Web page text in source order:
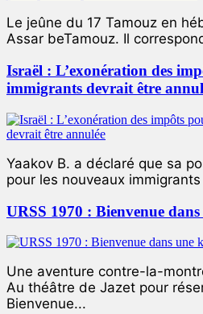
Le jeûne du 17 Tamouz en
Assar beTamouz. Il
Israël : L’exonération des
immigrants devrait être
Yaakov B. a déclaré que sa
pour les nouveaux
URSS 1970 : Bienvenue
Une aventure contre-la-
Au théâtre de Jazet pour
Bienvenue...